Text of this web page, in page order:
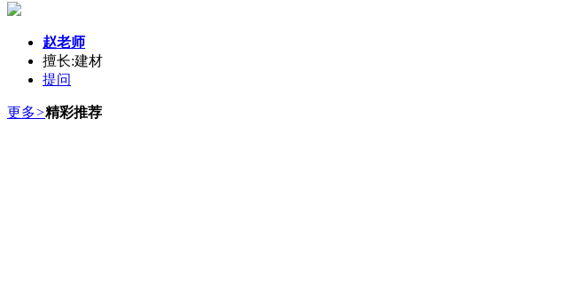
赵老师
擅长:建材
提问
更多>精彩推荐